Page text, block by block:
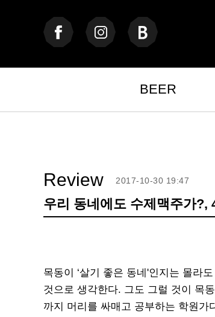
BEER
Review
우리 동네에도 수제맥주가?,
2017-10-30 19:47
목동이 ‘살기 좋은 동네'인지는 몰라
것으로 생각한다. 그도 그럴 것이 목
까지 머리를 싸매고 공부하는 학원가